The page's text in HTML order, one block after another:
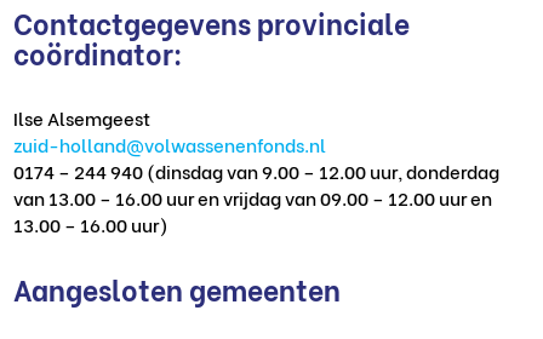
Contactgegevens provinciale
coördinator:
Ilse Alsemgeest
zuid-holland@volwassenenfonds.nl
0174 – 244 940 (dinsdag van 9.00 – 12.00 uur, donderdag
van 13.00 – 16.00 uur en vrijdag van 09.00 – 12.00 uur en
13.00 – 16.00 uur)
Aangesloten gemeenten